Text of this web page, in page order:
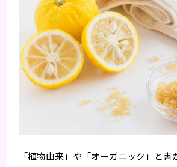
「植物由来」や「オーガニック」と